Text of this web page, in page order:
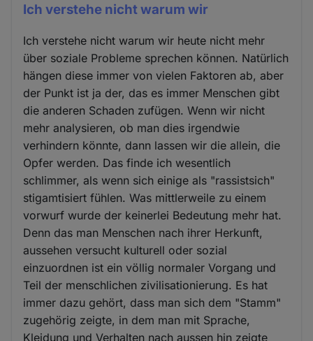
Ich verstehe nicht warum wir
Ich verstehe nicht warum wir heute nicht mehr
über soziale Probleme sprechen können. Natürlich
hängen diese immer von vielen Faktoren ab, aber
der Punkt ist ja der, das es immer Menschen gibt
die anderen Schaden zufügen. Wenn wir nicht
mehr analysieren, ob man dies irgendwie
verhindern könnte, dann lassen wir die allein, die
Opfer werden. Das finde ich wesentlich
schlimmer, als wenn sich einige als "rassistsich"
stigamtisiert fühlen. Was mittlerweile zu einem
vorwurf wurde der keinerlei Bedeutung mehr hat.
Denn das man Menschen nach ihrer Herkunft,
aussehen versucht kulturell oder sozial
einzuordnen ist ein völlig normaler Vorgang und
Teil der menschlichen zivilisationierung. Es hat
immer dazu gehört, dass man sich dem "Stamm"
zugehörig zeigte, in dem man mit Sprache,
Kleidung und Verhalten nach aussen hin zeigte